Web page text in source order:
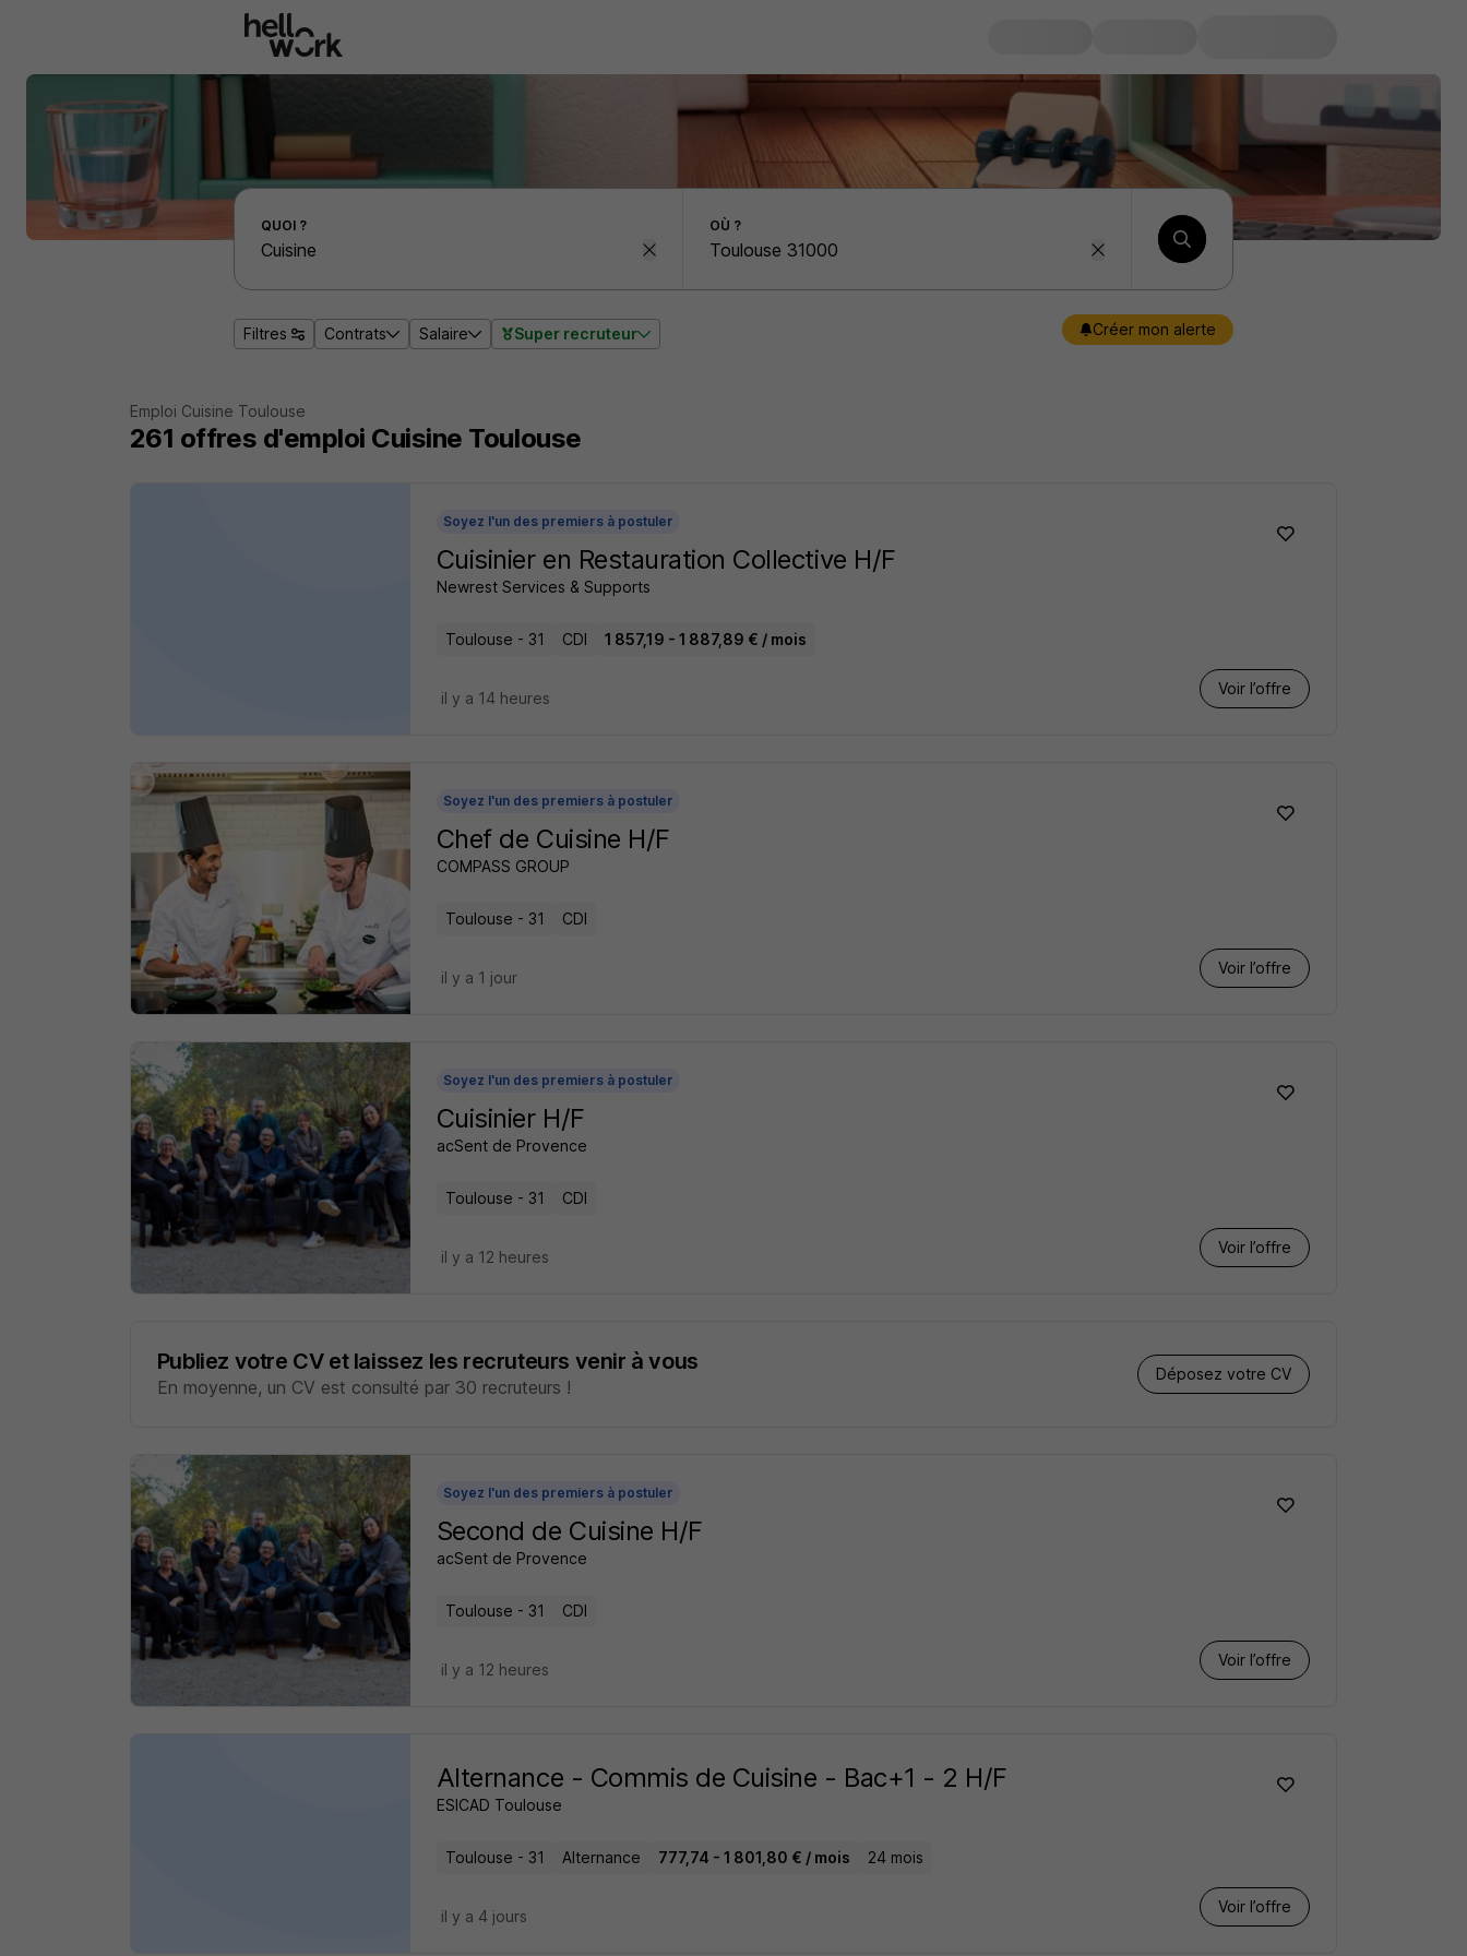
Effectuer une recherche d'emploi par localité
QUOI ? OÙ ?
Filtres Contrats Salaire Super recruteur Créer mon alerte
Emploi Cuisine Toulouse
261 offres d'emploi Cuisine Toulouse
Soyez l'un des premiers à postuler
Cuisinier en Restauration Collective H/F
Newrest Services & Supports
Toulouse - 31 CDI 1 857,19 - 1 887,89 € / mois
Voir l’offre
il y a 14 heures
Soyez l'un des premiers à postuler
Chef de Cuisine H/F
COMPASS GROUP
Toulouse - 31 CDI
Voir l’offre
il y a 1 jour
Soyez l'un des premiers à postuler
Cuisinier H/F
acSent de Provence
Toulouse - 31 CDI
Voir l’offre
il y a 12 heures
Publiez votre CV et laissez les recruteurs venir à vous
En moyenne, un CV est consulté par 30 recruteurs !
Déposez votre CV
Soyez l'un des premiers à postuler
Second de Cuisine H/F
acSent de Provence
Toulouse - 31 CDI
Voir l’offre
il y a 12 heures
Alternance - Commis de Cuisine - Bac+1 - 2 H/F
ESICAD Toulouse
Toulouse - 31 Alternance 777,74 - 1 801,80 € / mois 24 mois
Voir l’offre
il y a 4 jours